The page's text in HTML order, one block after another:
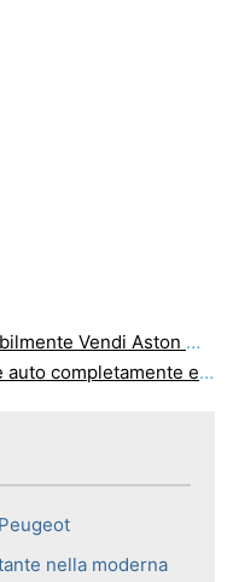
Aston Martin questa settimana
elettrica entro il 2010
nella moderna